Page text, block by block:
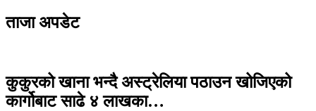
ताजा अपडेट
कुकुरको खाना भन्दै अस्ट्रेलिया पठाउन खोजिएको
कार्गोबाट साढे ४ लाखका…